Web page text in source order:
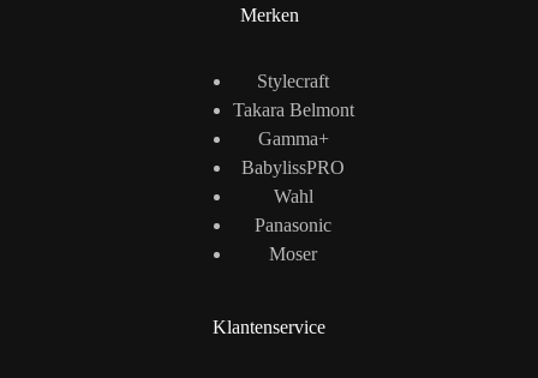
Merken
Stylecraft
Takara Belmont
Gamma+
BabylissPRO
Wahl
Panasonic
Moser
Klantenservice